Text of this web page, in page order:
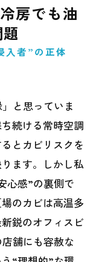
落とされが
簡易対策５
スト増大の
なら専門家
房でも油
入者”の正体
と思っていま
続ける常時空調
とカビリスクを
ます。しかし私
心感”の裏側で
のカビは高温多
鋭のオフィスビ
舗にも容赦な